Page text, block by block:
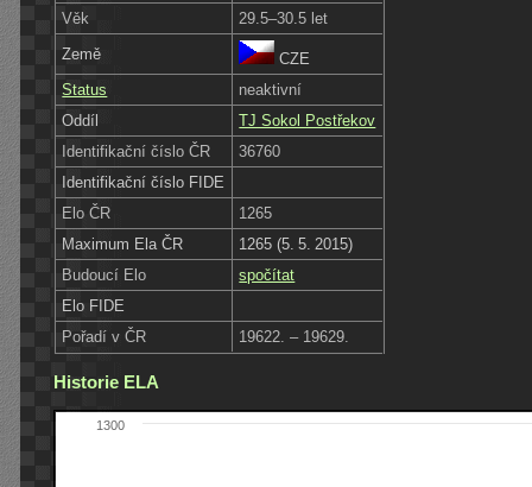
Věk
29.5–30.5 let
Země
CZE
Status
neaktivní
Oddíl
TJ Sokol Postřekov
Identifikační číslo ČR
36760
Identifikační číslo FIDE
Elo ČR
1265
Maximum Ela ČR
1265 (5. 5. 2015)
Budoucí Elo
spočítat
Elo FIDE
Pořadí v ČR
19622. – 19629.
Historie ELA
1300